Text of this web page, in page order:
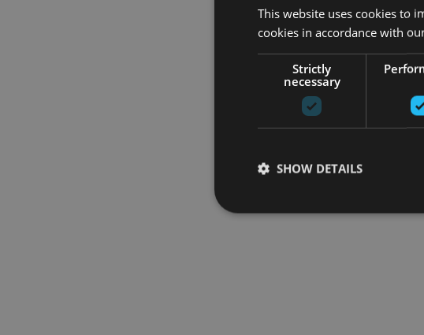
This website uses cookies to
cookies in accordance with
Strictly
necessary
SHOW DETAILS